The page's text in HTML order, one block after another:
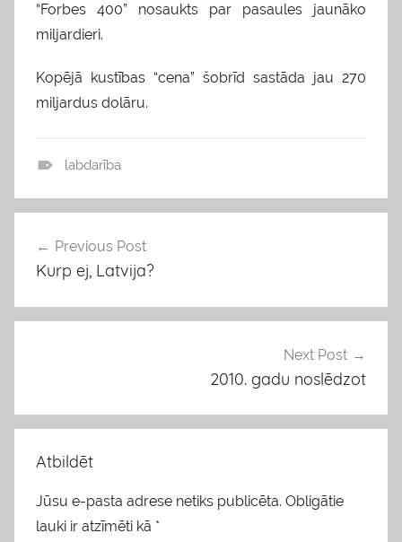
“Forbes 400” nosaukts par pasaules jaunāko
miljardieri.
Kopējā kustības “cena” šobrīd sastāda jau 270
miljardus dolāru.
l
s
labdarība
Ziņu
izvēlne
Previous Post
Kurp ej, Latvija?
Next Post
2010. gadu noslēdzot
Atbildēt
Jūsu e-pasta adrese netiks publicēta. Obligātie
lauki ir atzīmēti kā *